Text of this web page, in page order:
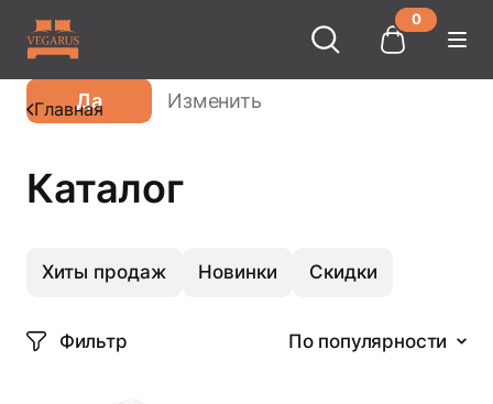
0
Ваш город
Да Изменить
Главная
Каталог
Хиты продаж Новинки Скидки
Фильтр По популярности